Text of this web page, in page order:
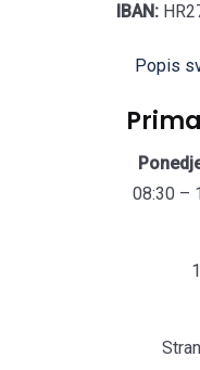
IBAN:
Popis
08:30 –